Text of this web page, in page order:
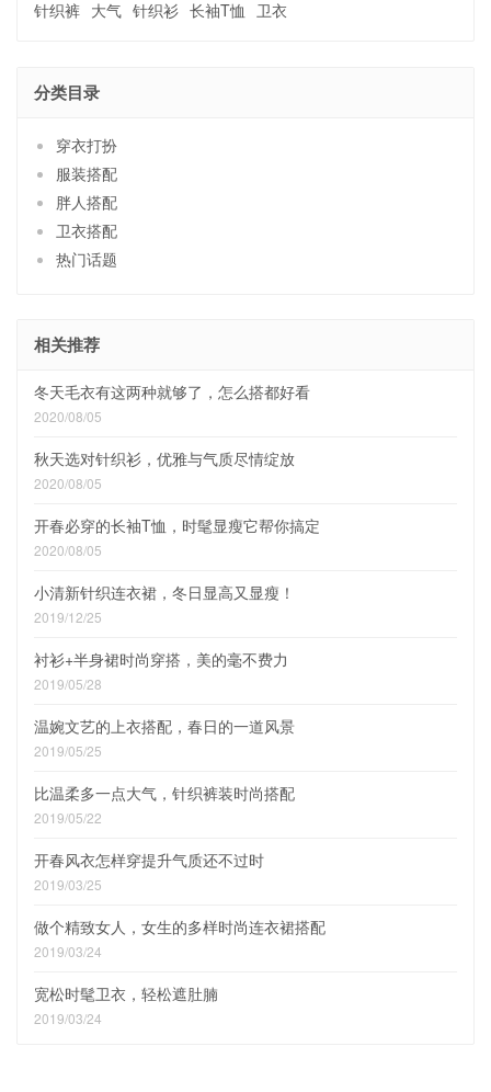
针织裤 大气 针织衫 长袖T恤 卫衣
分类目录
穿衣打扮
服装搭配
胖人搭配
卫衣搭配
热门话题
相关推荐
冬天毛衣有这两种就够了，怎么搭都好看
2020/08/05
秋天选对针织衫，优雅与气质尽情绽放
2020/08/05
开春必穿的长袖T恤，时髦显瘦它帮你搞定
2020/08/05
小清新针织连衣裙，冬日显高又显瘦！
2019/12/25
衬衫+半身裙时尚穿搭，美的毫不费力
2019/05/28
温婉文艺的上衣搭配，春日的一道风景
2019/05/25
比温柔多一点大气，针织裤装时尚搭配
2019/05/22
开春风衣怎样穿提升气质还不过时
2019/03/25
做个精致女人，女生的多样时尚连衣裙搭配
2019/03/24
宽松时髦卫衣，轻松遮肚腩
2019/03/24